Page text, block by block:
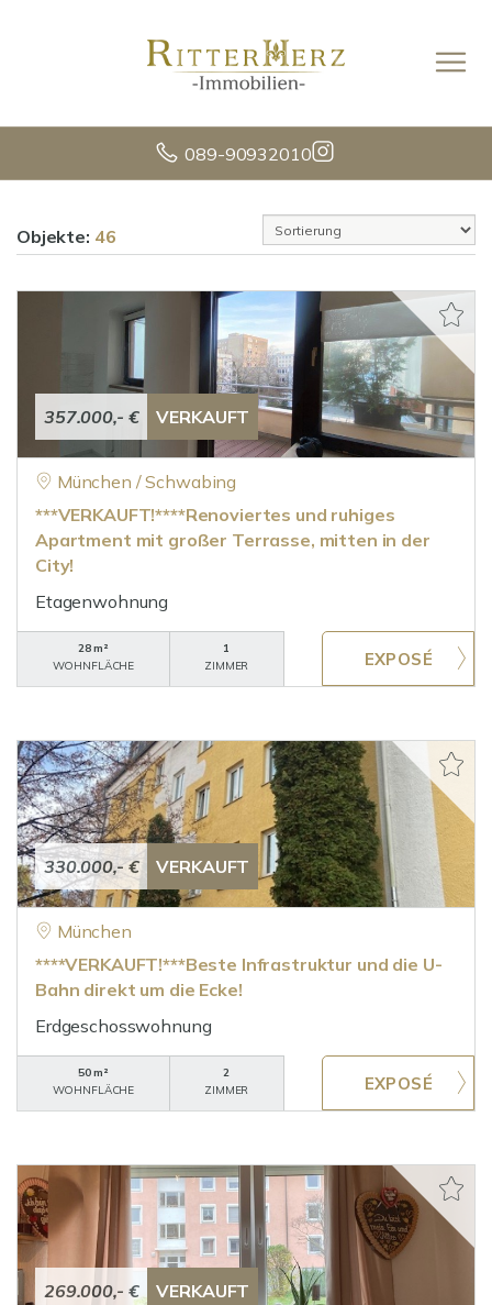
089-90932010
Objekte: 46
357.000,- € VERKAUFT
München / Schwabing
***VERKAUFT!****Renoviertes und ruhiges
Apartment mit großer Terrasse, mitten in der
City!
Etagenwohnung
28 m²
WOHNFLÄCHE
1
ZIMMER
330.000,- € VERKAUFT
München
****VERKAUFT!***Beste Infrastruktur und die U-
Bahn direkt um die Ecke!
Erdgeschosswohnung
50 m²
WOHNFLÄCHE
2
ZIMMER
269.000,- € VERKAUFT